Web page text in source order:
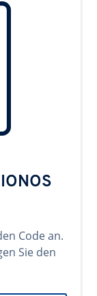
Code an.
Sie den